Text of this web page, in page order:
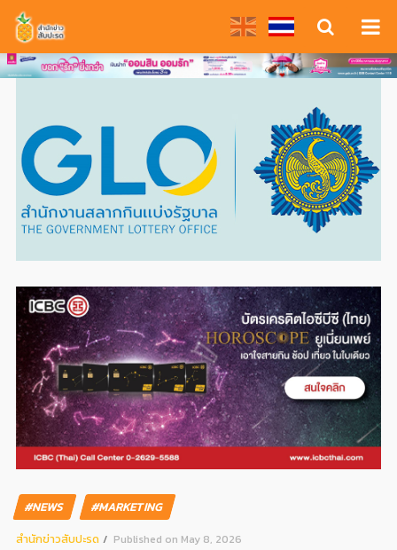
#NEWS
#MARKETING
สํานักข่าวสับปะรด
Published on May 8, 2026